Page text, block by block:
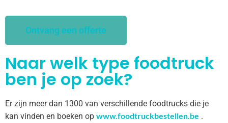
Ontvang een offerte
Naar welk type foodtruck
ben je op zoek?
Er zijn meer dan 1300 van verschillende foodtrucks die je
kan vinden en boeken op www.foodtruckbestellen.be .